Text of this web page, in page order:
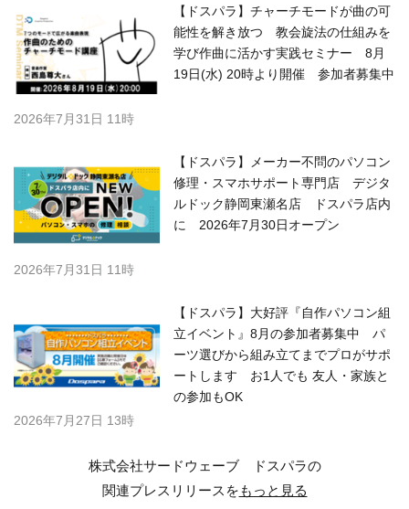
【ドスパラ】チャーチモードが曲の可
能性を解き放つ 教会旋法の仕組みを
学び作曲に活かす実践セミナー 8月
19日(水) 20時より開催 参加者募集中
2026年7月31日 11時
【ドスパラ】メーカー不問のパソコン
修理・スマホサポート専門店 デジタ
ルドック静岡東瀬名店 ドスパラ店内
に 2026年7月30日オープン
2026年7月31日 11時
【ドスパラ】大好評『自作パソコン組
立イベント』8月の参加者募集中 パ
ーツ選びから組み立てまでプロがサポ
ートします お1人でも 友人・家族と
の参加もOK
2026年7月27日 13時
株式会社サードウェーブ ドスパラの
関連プレスリリースをもっと見る